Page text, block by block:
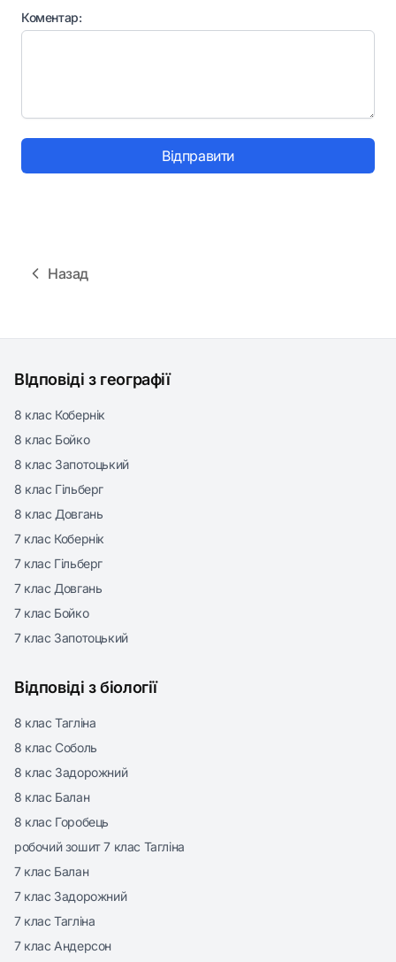
Коментар:
Відправити
Назад
ВІдповіді з географії
8 клас Кобернік
8 клас Бойко
8 клас Запотоцький
8 клас Гільберг
8 клас Довгань
7 клас Кобернік
7 клас Гільберг
7 клас Довгань
7 клас Бойко
7 клас Запотоцький
Відповіді з біології
8 клас Тагліна
8 клас Соболь
8 клас Задорожний
8 клас Балан
8 клас Горобець
робочий зошит 7 клас Тагліна
7 клас Балан
7 клас Задорожний
7 клас Тагліна
7 клас Андерсон